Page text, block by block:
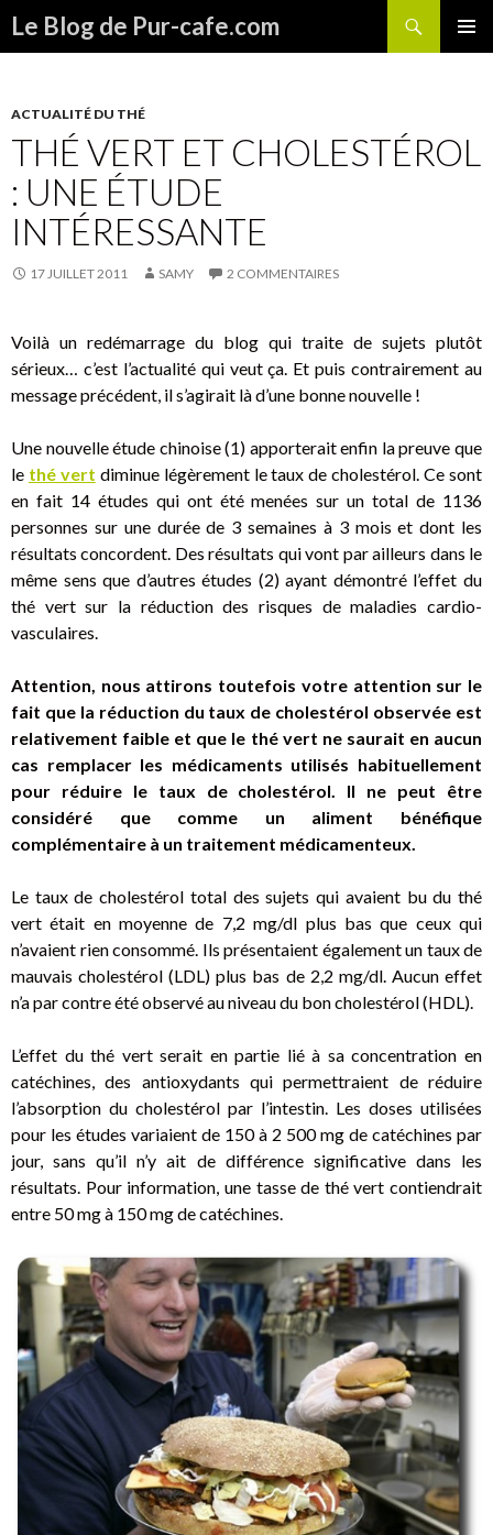
Le Blog de Pur-cafe.com
Recherche
ACTUALITÉ DU THÉ
THÉ VERT ET CHOLESTÉROL
: UNE ÉTUDE
INTÉRESSANTE
17 JUILLET 2011 SAMY 2 COMMENTAIRES
Voilà un redémarrage du blog qui traite de sujets plutôt
sérieux… c’est l’actualité qui veut ça. Et puis contrairement au
message précédent, il s’agirait là d’une bonne nouvelle !
Une nouvelle étude chinoise (1) apporterait enfin la preuve que
le thé vert diminue légèrement le taux de cholestérol. Ce sont
en fait 14 études qui ont été menées sur un total de 1136
personnes sur une durée de 3 semaines à 3 mois et dont les
résultats concordent. Des résultats qui vont par ailleurs dans le
même sens que d’autres études (2) ayant démontré l’effet du
thé vert sur la réduction des risques de maladies cardio-
vasculaires.
Attention, nous attirons toutefois votre attention sur le
fait que la réduction du taux de cholestérol observée est
relativement faible et que le thé vert ne saurait en aucun
cas remplacer les médicaments utilisés habituellement
pour réduire le taux de cholestérol. Il ne peut être
considéré que comme un aliment bénéfique
complémentaire à un traitement médicamenteux.
Le taux de cholestérol total des sujets qui avaient bu du thé
vert était en moyenne de 7,2 mg/dl plus bas que ceux qui
n’avaient rien consommé. Ils présentaient également un taux de
mauvais cholestérol (LDL) plus bas de 2,2 mg/dl. Aucun effet
n’a par contre été observé au niveau du bon cholestérol (HDL).
L’effet du thé vert serait en partie lié à sa concentration en
catéchines, des antioxydants qui permettraient de réduire
l’absorption du cholestérol par l’intestin. Les doses utilisées
pour les études variaient de 150 à 2 500 mg de catéchines par
jour, sans qu’il n’y ait de différence significative dans les
résultats. Pour information, une tasse de thé vert contiendrait
entre 50 mg à 150 mg de catéchines.